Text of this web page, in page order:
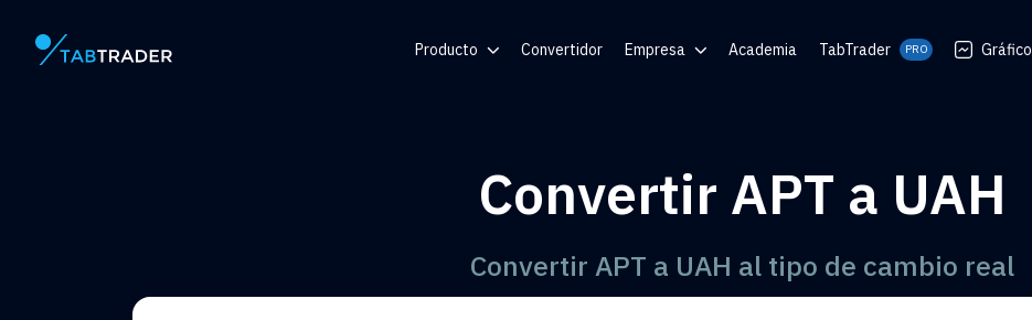
Página principal Producto
Generador de QR
Convertidor Empresa Academia TabTrader PRO Gráfico
Convertir APT a UAH
Convertir APT a UAH al tipo de cambio real